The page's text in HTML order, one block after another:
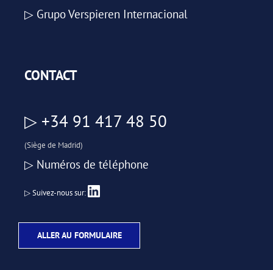
▷ Grupo Verspieren Internacional
CONTACT
▷ +34 91 417 48 50
(Siège de Madrid)
▷ Numéros de téléphone
▷ Suivez-nous sur:
ALLER AU FORMULAIRE